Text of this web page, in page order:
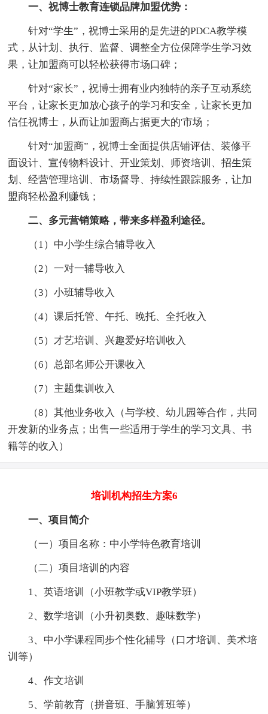
一、祝博士教育连锁品牌加盟优势：
针对“学生”，祝博士采用的是先进的PDCA教学模
式，从计划、执行、监督、调整全方位保障学生学习效
果，让加盟商可以轻松获得市场口碑；
针对“家长”，祝博士拥有业内独特的亲子互动系统
平台，让家长更加放心孩子的学习和安全，让家长更加
信任祝博士，从而让加盟商占据更大的'市场；
针对“加盟商”，祝博士全面提供店铺评估、装修平
面设计、宣传物料设计、开业策划、师资培训、招生策
划、经营管理培训、市场督导、持续性跟踪服务，让加
盟商轻松盈利赚钱；
二、多元营销策略，带来多样盈利途径。
（1）中小学生综合辅导收入
（2）一对一辅导收入
（3）小班辅导收入
（4）课后托管、午托、晚托、全托收入
（5）才艺培训、兴趣爱好培训收入
（6）总部名师公开课收入
（7）主题集训收入
（8）其他业务收入（与学校、幼儿园等合作，共同
开发新的业务点；出售一些适用于学生的学习文具、书
籍等的收入）
培训机构招生方案6
一、项目简介
（一）项目名称：中小学特色教育培训
（二）项目培训的内容
1、英语培训（小班教学或VIP教学班）
2、数学培训（小升初奥数、趣味数学）
3、中小学课程同步个性化辅导（口才培训、美术培
训等）
4、作文培训
5、学前教育（拼音班、手脑算班等）